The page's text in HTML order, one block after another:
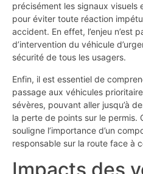
précisément les signaux visuels
pour éviter toute réaction
accident. En effet, l’enjeu n’est
d’intervention du véhicule
sécurité de tous les usagers.
Enfin, il est essentiel de
passage aux véhicules
sévères, pouvant aller jusqu’à
la perte de points sur le permis.
souligne l’importance d’un
responsable sur la route face à